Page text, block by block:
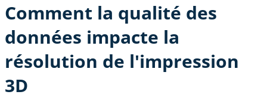
Comment la qualité des
données impacte la
résolution de l'impression
3D